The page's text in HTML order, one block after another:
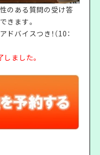
のある質問の受け答
きます。
バイスつき！（10：
ました。